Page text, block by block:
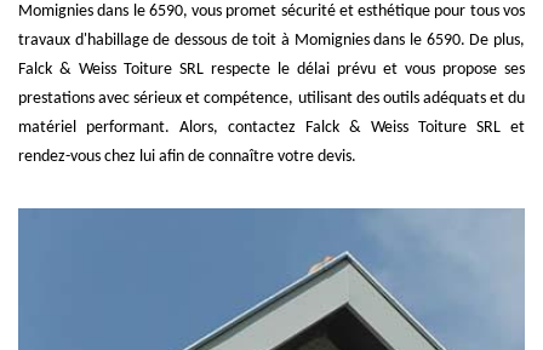
Momignies dans le 6590, vous promet sécurité et esthétique pour tous vos
travaux d'habillage de dessous de toit à Momignies dans le 6590. De plus,
Falck & Weiss Toiture SRL respecte le délai prévu et vous propose ses
prestations avec sérieux et compétence, utilisant des outils adéquats et du
matériel performant. Alors, contactez Falck & Weiss Toiture SRL et
rendez-vous chez lui afin de connaître votre devis.